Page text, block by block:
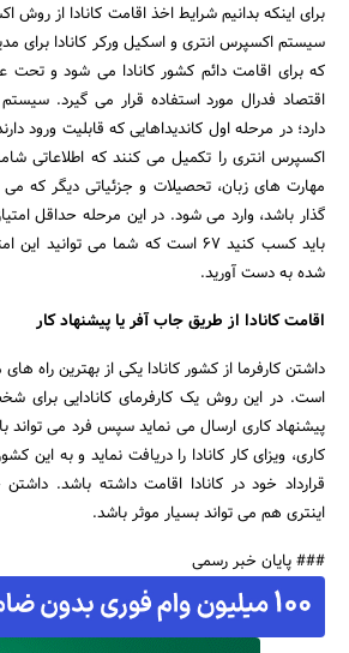
برای اینکه بدانیم شرایط اخذ اقامت کانادا از
سیستم اکسپرس انتری و اسکیل ورکر کانادا برای
که برای اقامت دائم کشور کانادا می شود و تحت
اقتصاد فدرال مورد استفاده قرار می گیرد.
دارد؛ در مرحله اول کاندیداهایی که قابلیت ورود
اکسپرس انتری را تکمیل می کنند که اطلاعاتی
مهارت های زبان، تحصیلات و جزئیاتی دیگر که
گذار باشد، وارد می شود. در این مرحله حداقل
باید کسب کنید 67 است که شما می توانید
شده به دست آورید.
اقامت کانادا از طریق جاب آفر یا پیشنهاد کار
داشتن کارفرما از کشور کانادا یکی از بهترین راه
است. در این روش یک کارفرمای کانادایی
پیشنهاد کاری ارسال می نماید سپس فرد می تواند
کاری، ویزای کار کانادا را دریافت نماید و به این
قرارداد خود در کانادا اقامت داشته باشد.
اینتری هم می تواند بسیار موثر باشد.
### پایان خبر رسمی